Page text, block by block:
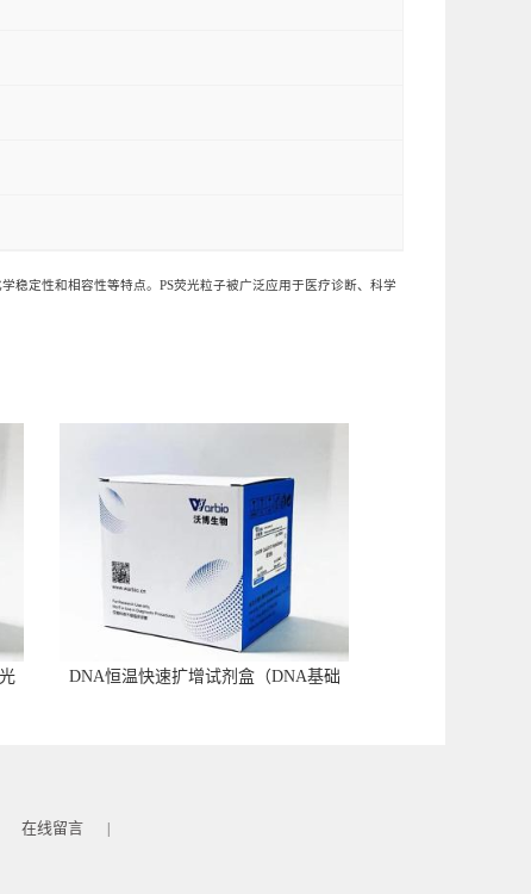
稳定性和相容性等特点。PS荧光粒子被广泛应用于医疗诊断、科学
DNA恒温快速扩增试剂盒（DNA基础
在线留言